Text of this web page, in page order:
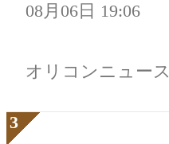
08月06日 19:06
オリコンニュース